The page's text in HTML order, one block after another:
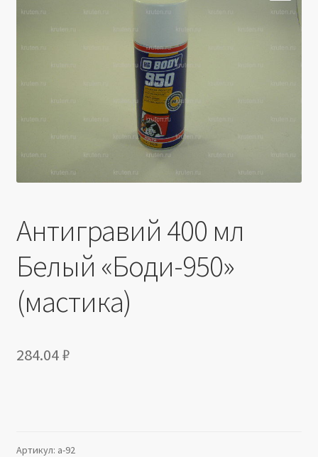
Политика в отношении обработки персональных
данных
🔍
Антигравий 400 мл
Белый «Боди-950»
(мастика)
284.04₽
Артикул: a-92